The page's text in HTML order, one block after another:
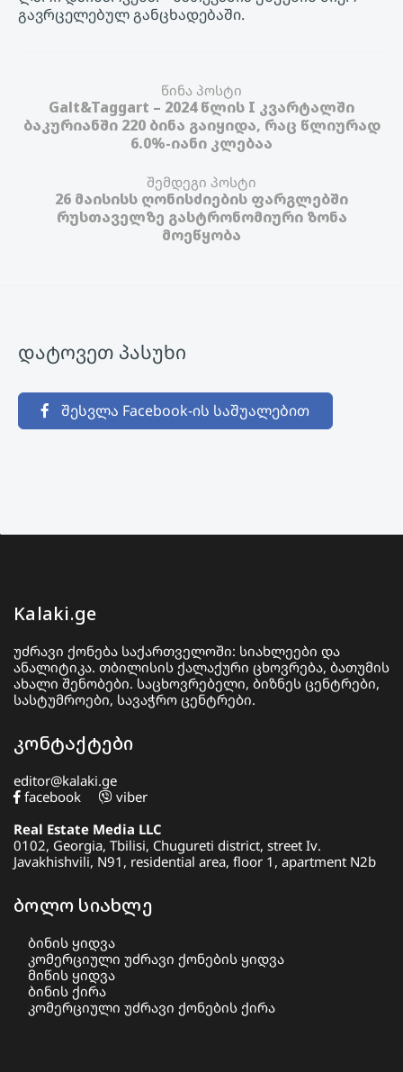
გავრცელებულ განცხადებაში.
წინა პოსტი
Galt&Taggart – 2024 წლის I კვარტალში
ბაკურიანში 220 ბინა გაიყიდა, რაც წლიურად
6.0%-იანი კლებაა
შემდეგი პოსტი
26 მაისისს ღონისძიების ფარგლებში
რუსთაველზე გასტრონომიური ზონა
მოეწყობა
დატოვეთ პასუხი
შესვლა Facebook-ის საშუალებით
Kalaki.ge
უძრავი ქონება საქართველოში: სიახლეები და
ანალიტიკა. თბილისის ქალაქური ცხოვრება, ბათუმის
ახალი შენობები. საცხოვრებელი, ბიზნეს ცენტრები,
სასტუმროები, სავაჭრო ცენტრები.
კონტაქტები
editor@kalaki.ge
facebook
viber
Real Estate Media LLC
0102, Georgia, Tbilisi, Chugureti district, street Iv.
Javakhishvili, N91, residential area, floor 1, apartment N2b
ბოლო სიახლე
ბინის ყიდვა
კომერციული უძრავი ქონების ყიდვა
მიწის ყიდვა
ბინის ქირა
კომერციული უძრავი ქონების ქირა